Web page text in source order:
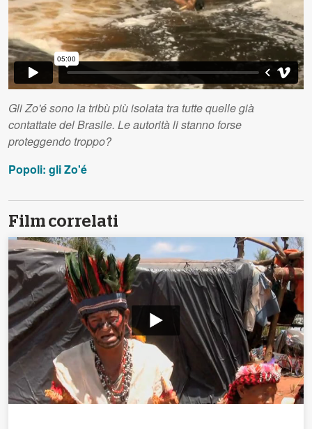
Gli Zo'é sono la tribù più isolata tra tutte quelle già
contattate del Brasile. Le autorità li stanno forse
proteggendo troppo?
Popoli: gli Zo'é
Film correlati